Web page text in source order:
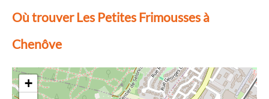
Où trouver Les Petites Frimousses à
Chenôve
+